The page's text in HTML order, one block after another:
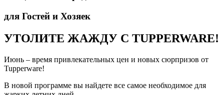
для Гостей и Хозяек
УТОЛИТЕ ЖАЖДУ С TUPPERWARE!
Июнь – время привлекательных цен и новых сюрпризов от
Tupperware!
В новой программе вы найдете все самое необходимое для